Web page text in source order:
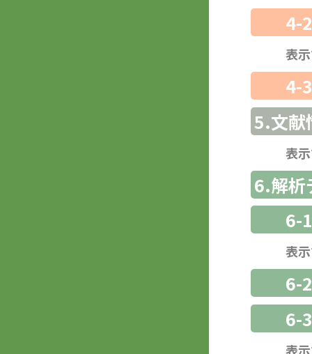
4-
表
4-
5.文献
表
6.解析
6-
表
6-
6-
表